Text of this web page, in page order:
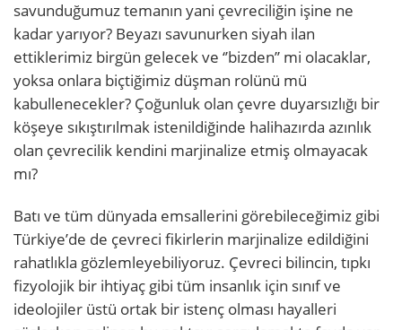
savunduğumuz temanın yani çevreciliğin işine ne
kadar yarıyor? Beyazı savunurken siyah ilan
ettiklerimiz birgün gelecek ve ‘’bizden’’ mi olacaklar,
yoksa onlara biçtiğimiz düşman rolünü mü
kabullenecekler? Çoğunluk olan çevre duyarsızlığı bir
köşeye sıkıştırılmak istenildiğinde halihazırda azınlık
olan çevrecilik kendini marjinalize etmiş olmayacak
mı?
Batı ve tüm dünyada emsallerini görebileceğimiz gibi
Türkiye’de de çevreci fikirlerin marjinalize edildiğini
rahatlıkla gözlemleyebiliyoruz. Çevreci bilincin, tıpkı
fizyolojik bir ihtiyaç gibi tüm insanlık için sınıf ve
ideolojiler üstü ortak bir istenç olması hayalleri